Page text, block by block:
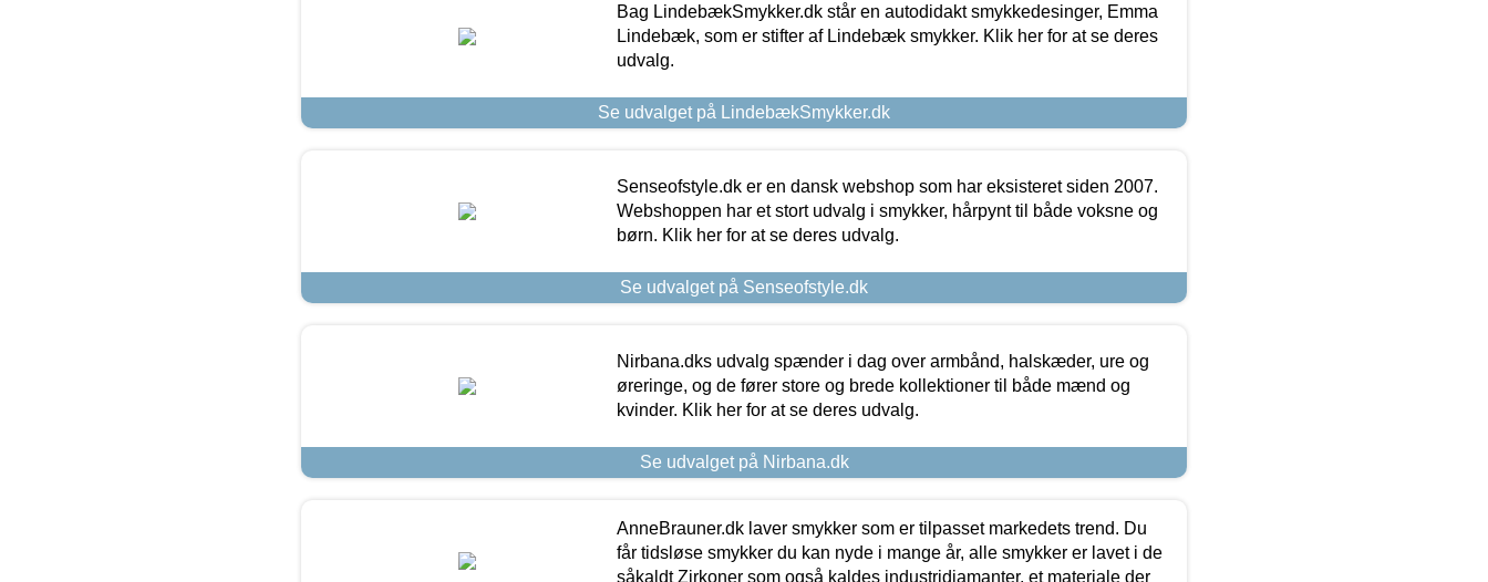
Bag LindebækSmykker.dk står en autodidakt smykkedesinger, Emma
Lindebæk, som er stifter af Lindebæk smykker. Klik her for at se deres
udvalg.
Se udvalget på LindebækSmykker.dk
Senseofstyle.dk er en dansk webshop som har eksisteret siden 2007.
Webshoppen har et stort udvalg i smykker, hårpynt til både voksne og
børn. Klik her for at se deres udvalg.
Se udvalget på Senseofstyle.dk
Nirbana.dks udvalg spænder i dag over armbånd, halskæder, ure og
øreringe, og de fører store og brede kollektioner til både mænd og
kvinder. Klik her for at se deres udvalg.
Se udvalget på Nirbana.dk
AnneBrauner.dk laver smykker som er tilpasset markedets trend. Du
får tidsløse smykker du kan nyde i mange år, alle smykker er lavet i de
såkaldt Zirkoner som også kaldes industridiamanter, et materiale der